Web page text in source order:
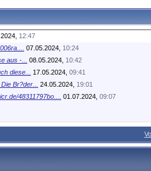
12:47
07.05.2024, 10:24
aus -... 08.05.2024, 10:42
diese... 17.05.2024, 09:41
Br?der... 24.05.2024, 19:01
48311797bo.... 01.07.2024, 09:07